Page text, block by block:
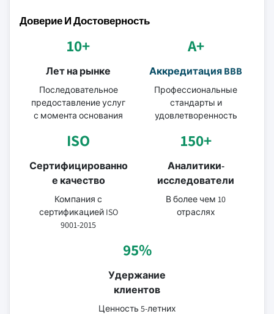
Доверие И Достоверность
10+
Лет на рынке
Последовательное
предоставление услуг
с момента основания
A+
Аккредитация BBB
Профессиональные
стандарты и
удовлетворенность
ISO
Сертифицированно
е качество
Компания с
сертификацией ISO
9001-2015
150+
Аналитики-
исследователи
В более чем 10
отраслях
95%
Удержание
клиентов
Ценность 5-летних